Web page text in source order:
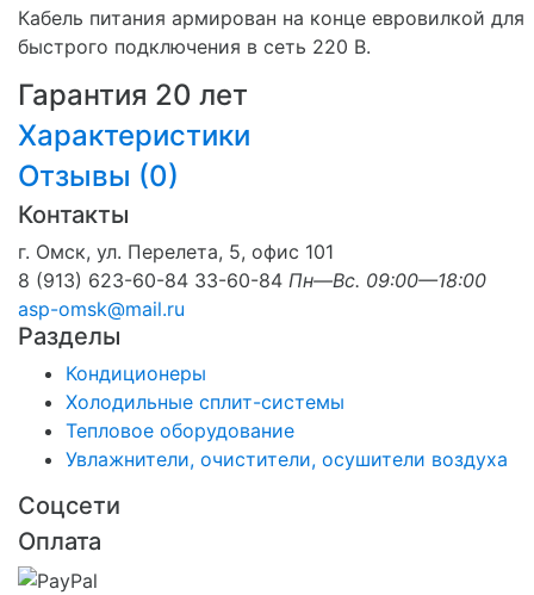
Кабель питания армирован на конце евровилкой для
быстрого подключения в сеть 220 В.
Гарантия 20 лет
Характеристики
Отзывы (0)
Контакты
г. Омск, ул. Перелета, 5, офис 101
8 (913) 623-60-84 33-60-84 Пн—Вс. 09:00—18:00
asp-omsk@mail.ru
Разделы
Кондиционеры
Холодильные сплит-системы
Тепловое оборудование
Увлажнители, очистители, осушители воздуха
Соцсети
Оплата